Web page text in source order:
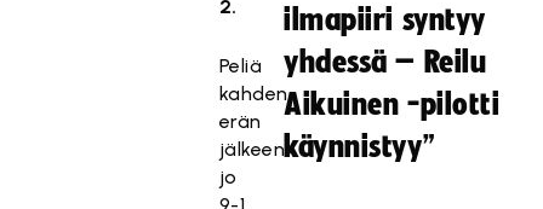
2.
Peliä
kahden
erän
jälkeen
jo
ilmapiiri syntyy
yhdessä – Reilu
Aikuinen -pilotti
käynnistyy”